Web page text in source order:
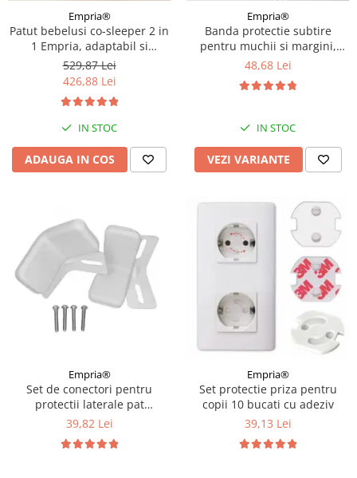
Empria®
Patut bebelusi co-sleeper 2 in
1 Empria, adaptabil si
portabil, transformabil in
bariera pat copii, dimensiune
patut 97 × 44 × 40 cm,
dimensiune bariera 185 × 40
cm, reglabil pe inaltime,
pliabil
529,87 Lei
426,88 Lei
IN STOC
ADAUGA IN COS
Empria®
Banda protectie subtire
pentru muchii si margini,
2.3x0.9x200 cm, Diverse culori
48,68 Lei
IN STOC
VEZI VARIANTE
Empria®
Set de conectori pentru
protectii laterale pat
PREMIUM XXL, 81-96 cm
39,82 Lei
Empria®
Set protectie priza pentru
copii 10 bucati cu adeziv
39,13 Lei